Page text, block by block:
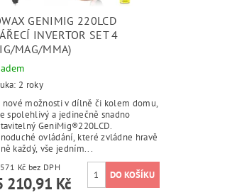
GENIMIG 220LCD
INVERTOR SET 4
MAG/MMA)
2 roky
nové možnosti v dílně či kolem domu,
spolehlivý a jedinečně snadno
GeniMig®220LCD.
ovládání, které zvládne hravě
každý, vše jedním...
12 571 Kč bez DPH
210,91 Kč